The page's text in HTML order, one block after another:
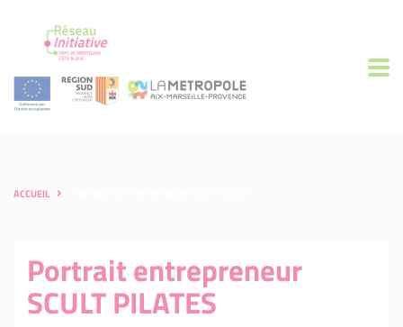
ACCUEIL
Portrait entrepreneur
SCULT PILATES